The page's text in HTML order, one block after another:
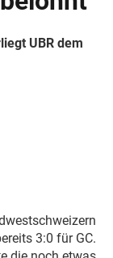
UBR dem
3:0 für GC.